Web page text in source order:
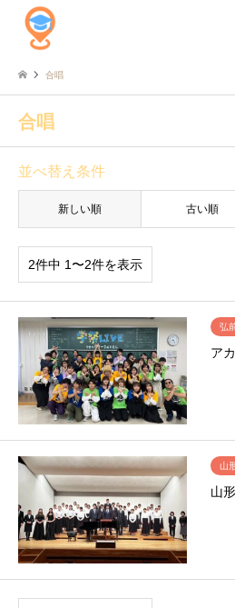
合唱
合唱
並べ替え条件
新しい順 古い順
2件中 1〜2件を表示
弘
ア
山
山